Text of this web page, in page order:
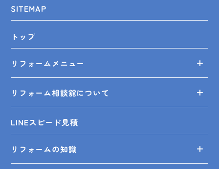
SITEMAP
トップ
リフォームメニュー
リフォーム相談舘について
LINEスピード見積
リフォームの知識